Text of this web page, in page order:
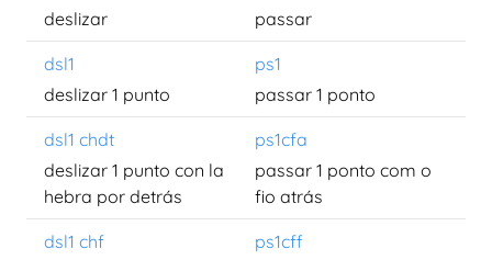
deslizar
passar
dsl1
ps1
deslizar 1 punto
passar 1 ponto
dsl1 chdt
ps1cfa
deslizar 1 punto con la
hebra por detrás
passar 1 ponto com o
fio atrás
dsl1 chf
ps1cff